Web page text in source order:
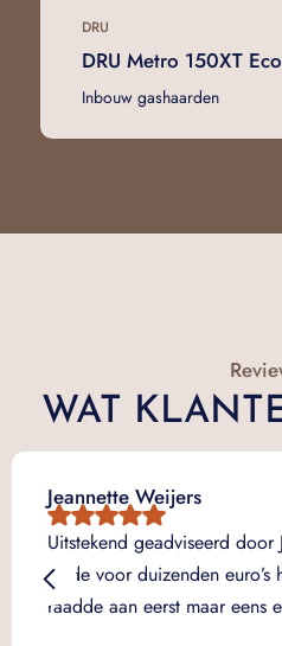
DRU
DRU Metro 150XT
Inbouw gashaarden
WAT
Jeannette Weijers
Uitstekend geadviseerd
wilde voor duizenden euro’s
raadde aan eerst maar